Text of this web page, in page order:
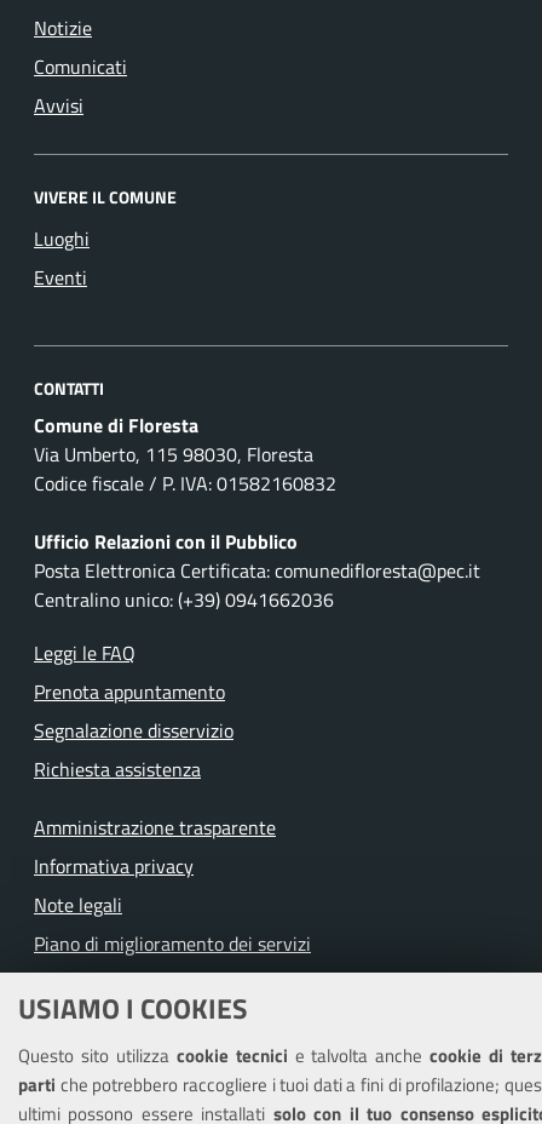
USIAMO I COOKIES
Questo sito utilizza cookie tecnici e talvolta anchecookie di
parti che potrebbero raccogliere i tuoi dati a fini di profilazione;
ultimi possono essere installati solo con il tuo consenso
Notizie
Comunicati
Avvisi
VIVERE IL COMUNE
Luoghi
Eventi
CONTATTI
Comune di Floresta
Via Umberto, 115 98030, Floresta
Codice fiscale / P. IVA: 01582160832
Ufficio Relazioni con il Pubblico
Posta Elettronica Certificata: comunedifloresta@pec.it
Centralino unico: (+39) 0941662036
Leggi le FAQ
Prenota appuntamento
Segnalazione disservizio
Richiesta assistenza
Amministrazione trasparente
Informativa privacy
Note legali
Piano di miglioramento dei servizi
Dichiarazione di accessibilità
SEGUICI SU